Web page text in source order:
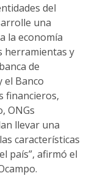
del
una
la economía
herramientas y
de
el Banco
financieros,
ONGs
llevar una
características
país”, afirmó el